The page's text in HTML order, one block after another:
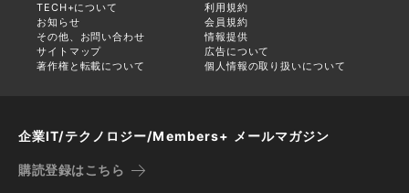
TECH+について
利用規約
お知らせ
会員規約
その他、お問い合わせ
情報提供
サイトマップ
広告について
著作権と転載について
個人情報の取り扱いについて
企業IT/テクノロジー/Members+ メールマガジン
購読登録はこちら